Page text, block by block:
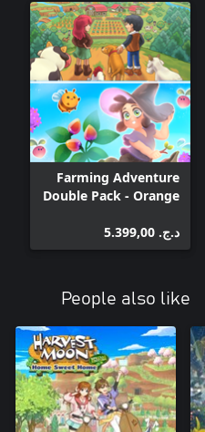
Farming Adventure
Double Pack - Orange
Witch Life
د.ج.‏ 5.399,00
People also like